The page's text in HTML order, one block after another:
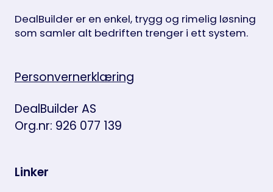
DealBuilder er en enkel, trygg og rimelig løsning
som samler alt bedriften trenger i ett system.
Personvernerklæring
DealBuilder AS
Org.nr: 926 077 139
Linker